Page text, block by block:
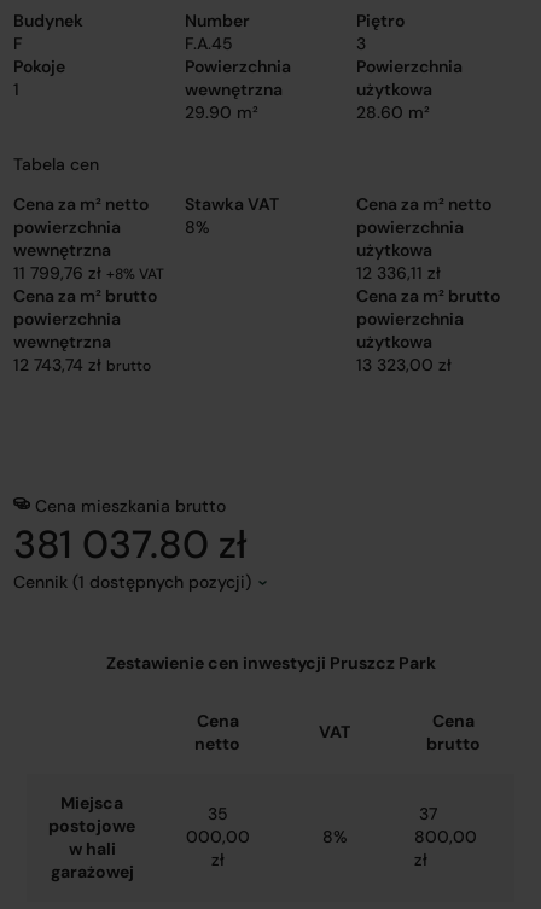
Budynek
F
Number
F.A.45
Piętro
3
Pokoje
1
Powierzchnia
wewnętrzna
29.90 m²
Powierzchnia
użytkowa
28.60 m²
Tabela cen
Cena za m² netto
powierzchnia
wewnętrzna
11 799,76 zł+8% VAT
Stawka VAT
8%
Cena za m² netto
powierzchnia
użytkowa
12 336,11 zł
Cena za m² brutto
powierzchnia
wewnętrzna
12 743,74 zł brutto
Cena za m² brutto
powierzchnia
użytkowa
13 323,00 zł
Cena mieszkania brutto
381 037.80 zł
Cennik (1 dostępnych pozycji)
Zestawienie cen inwestycji Pruszcz Park
Cena
netto
VAT
Cena
brutto
Miejsca
postojowe
w hali
garażowej
35
000,00
zł
8%
37
800,00
zł